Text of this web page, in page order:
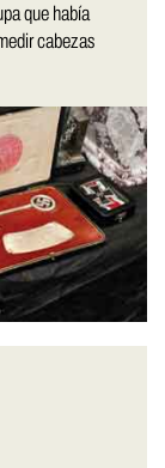
que había
cabezas